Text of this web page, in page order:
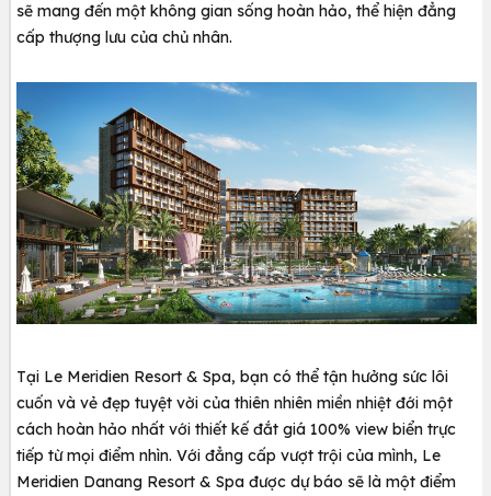
sẽ mang đến một không gian sống hoàn hảo, thể hiện đẳng
cấp thượng lưu của chủ nhân.
Tại Le Meridien Resort & Spa, bạn có thể tận hưởng sức lôi
cuốn và vẻ đẹp tuyệt vời của thiên nhiên miền nhiệt đới một
cách hoàn hảo nhất với thiết kế đắt giá 100% view biển trực
tiếp từ mọi điểm nhìn. Với đẳng cấp vượt trội của mình, Le
Meridien Danang Resort & Spa được dự báo sẽ là một điểm